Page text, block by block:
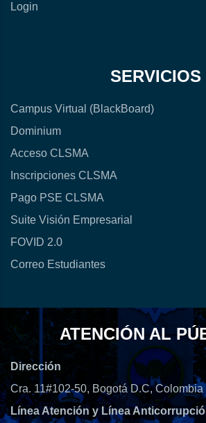
Login
SERVICIOS
Campus Virtual (BlackBoard)
Dominium
Acceso CLSMA
Inscripciones CLSMA
Pago PSE CLSMA
Suite Visión Empresarial
FOVID 2.0
Correo Estudiantes
ATENCIÓN AL
Dirección
Cra. 11#102-50, Bogotá D.C, Colombia
Línea Atención y Línea